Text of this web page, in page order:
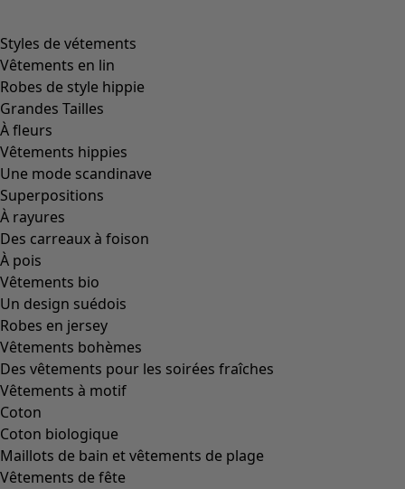
Styles de vétements
Vêtements en lin
Robes de style hippie
Grandes Tailles
À fleurs
Vêtements hippies
Une mode scandinave
Superpositions
À rayures
Des carreaux à foison
À pois
Vêtements bio
Un design suédois
Robes en jersey
Vêtements bohèmes
Des vêtements pour les soirées fraîches
Vêtements à motif
Coton
Coton biologique
Maillots de bain et vêtements de plage
Vêtements de fête